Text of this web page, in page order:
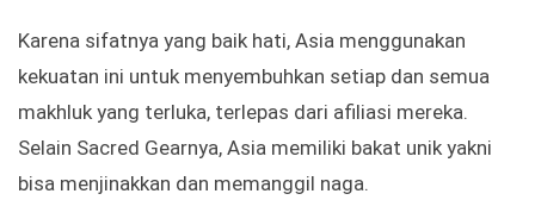
Karena sifatnya yang baik hati, Asia menggunakan
kekuatan ini untuk menyembuhkan setiap dan semua
makhluk yang terluka, terlepas dari afiliasi mereka.
Selain Sacred Gearnya, Asia memiliki bakat unik yakni
bisa menjinakkan dan memanggil naga.